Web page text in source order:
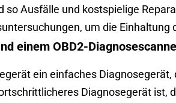
Ausfälle und kostspielige
um die
einem OBD2-
ein einfaches
Diagnosegerät ist,